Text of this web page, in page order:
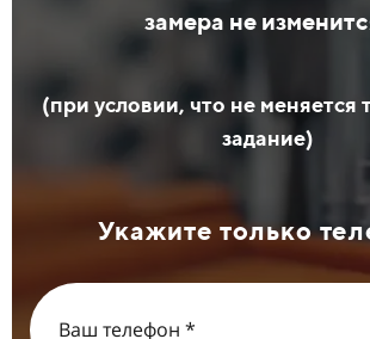
замера не
(при условии, что не меняется
задание)
Укажите только